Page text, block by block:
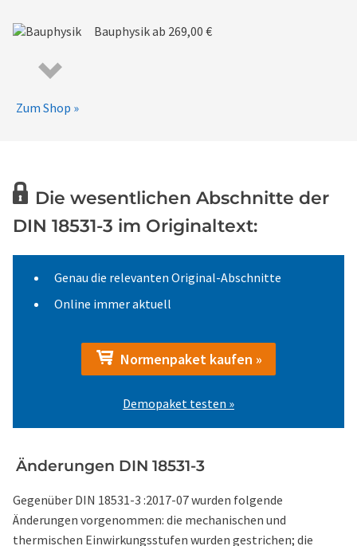
Bauphysikab 269,00 €
Zum Shop »
Die wesentlichen Abschnitte der
DIN 18531-3 im Originaltext:
Genau die relevanten Original-Abschnitte
Online immer aktuell
Normenpaket kaufen »
Demopaket testen »
Änderungen DIN 18531-3
Gegenüber DIN 18531-3 :2017-07 wurden folgende
Änderungen vorgenommen: die mechanischen und
thermischen Einwirkungsstufen wurden gestrichen; die